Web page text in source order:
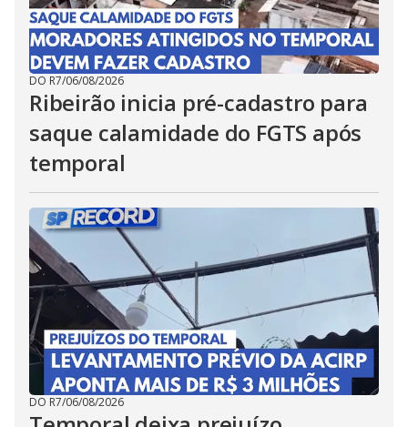
DO R7/06/08/2026
Ribeirão inicia pré-cadastro para
saque calamidade do FGTS após
temporal
DO R7/06/08/2026